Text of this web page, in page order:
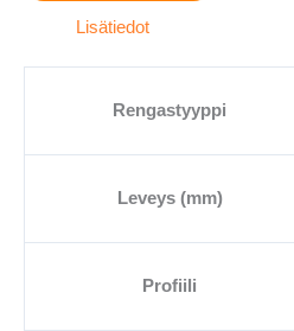
205/55-
Lisätiedot
Rengastyyppi
Leveys (mm)
Profiili